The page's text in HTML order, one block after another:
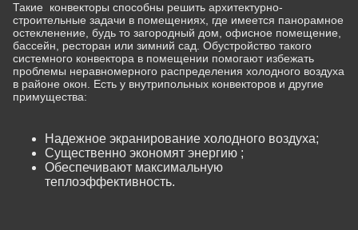
Такие конвекторы способны решить архитектурно-
строительные задачи в помещениях, где имеется панорамное
остекленение, будь то загородный дом, офисное помещение,
бассейн, ресторан или зимний сад. Обустройство такого
системного конвектора в помещении помогают избежать
проблемы неравномерного распределения холодного воздуха
в районе окон. Есть у внутрипольных конвекторов и другие
примущества:
Надежное экранирование холодного воздуха;
Существенно экономят энергию ;
Обеспечивают максимальную
теплоэффективность.